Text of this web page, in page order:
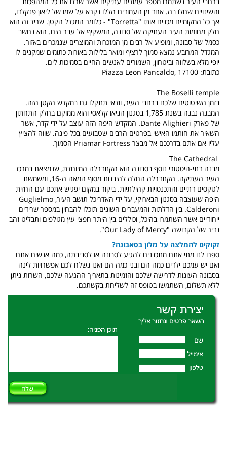
והשינויים שחלו בה. אחד מן העמודים הללו נקרא על שמו של ליאון פנקלדו,
אך כל המקומיים מכנים אותו "Torretta" - כלומר המגדל הקטן. שריד זה הוא
חלק מחומות העיר העתיקה של סבונה, המשקיף אל עבר הים. הוא נחשב
כסמל של סבונה, ומופיע אל רבים מן המזכרות והמוצרים שנמכרים באזור.
המגדל המרובע נמצא סמוך לרציף ומואר בלילות באורות כתומים שמקנים לו
יופי מלא בשלווה וביטחון, השמורים לאנשים החיים בסמיכות לים.
כתובת: Piazza Leon Pancaldo, 17100
The Boselli temple
בזמן השיטוטים שלכם ברחבי העיר, וודאי תתקלו גם במקדש הקטן הזה.
המבנה נבנה בשנת 1,785 בסגנון הניאו קלאסי והוא ממוקם בחלק התחתון
של פארק Dante Alighieri. המקדש היפה הזה עוצב על ידי קדר, אשר
השאיר את חותמו האישי בפרטים הרבים שטבועים בכל פינה. שווה להציץ
עליו אם אתם בדרככם אל מבצר Priamar Fortress הסמוך.
מבנה דתי-היסטורי נוסף בסבונה הוא הקתדרלה המיוחדת, שנמצאת במרכז
העיר העתיקה. הקתדרלה החלה להיבנות מסוף המאה ה-16, ומשמשת
לטקסים דתיים והתכנסויות קהילתיות. ביקור במקום יפגיש אתכם עם החזית
היפה שעוצבה בסגנון הבארוקי, על ידי האדריכל תושב העיר, Guglielmo
Calderoni. בין הדלתות והמעברים השונים תוכלו להבחין במספר שרידים
ייחודיים אשר השתמרו בהיכל, וכוללים בין היתר חפצי עץ מגולפים ותבליט זהב
נדיר של הקדושה "Our Lady of Mercy".
זקוקים להמלצה על מלון בסאבונה?
ספרו לנו מתי אתם מתכננים להגיע לסבונה או לסביבתה, כמה אנשים אתם
ואם יש עמכם ילדים כמה הם ובני כמה הם ואנו נשלח לכם אפשרויות לינה
בסבונה העונות לדרישה שלכם והזמינות בתאריך ההגעה שלכם, השרות ניתן
ללא תשלום, השתמשו בטופס זה לשליחת בקשתכם.